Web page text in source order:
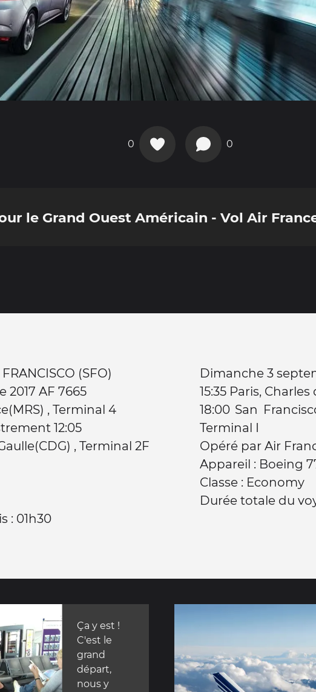
0 0
le Grand Ouest Américain - Vol Air
(MRS) SAN FRANCISCO (SFO)
AF 7665
, Terminal 4
12:05
, Terminal 2F
: 01h30
Dimanche 3
15:35 Paris,
18:00 San
Terminal I
Opéré par Air
Appareil : Boeing
Classe : Economy
Durée totale du
Ça y est !
C'est le
grand
départ,
nous y